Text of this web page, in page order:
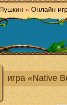
» Онлайн
игра «Native